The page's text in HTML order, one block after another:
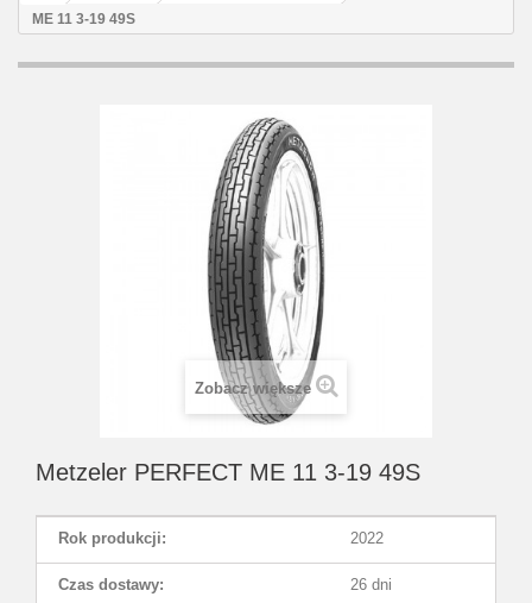
ME 11 3-19 49S
Zobacz większe
Metzeler PERFECT ME 11 3-19 49S
Rok produkcji: 2022
Czas dostawy: 26 dni